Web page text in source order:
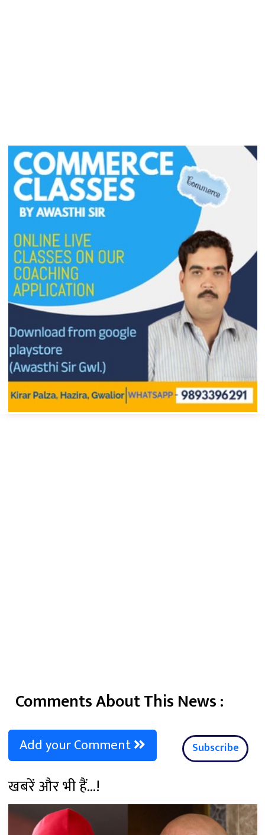
Comments About This News :
Add your Comment Subscribe
खबरें और भी हैं...!